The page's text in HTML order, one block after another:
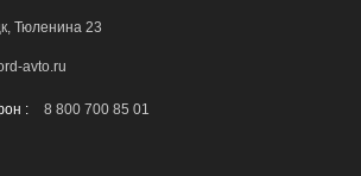
Тюленина 23
avto.ru
: 8 800 700 85 01